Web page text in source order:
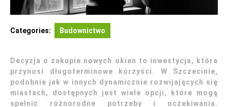
Categories: Budownictwo
Decyzja o zakupie nowych okien to inwestycja, która
przynosi długoterminowe korzyści. W Szczecinie,
podobnie jak w innych dynamicznie rozwijających się
miastach, dostępnych jest wiele opcji, które mogą
spełnić różnorodne potrzeby i oczekiwania.